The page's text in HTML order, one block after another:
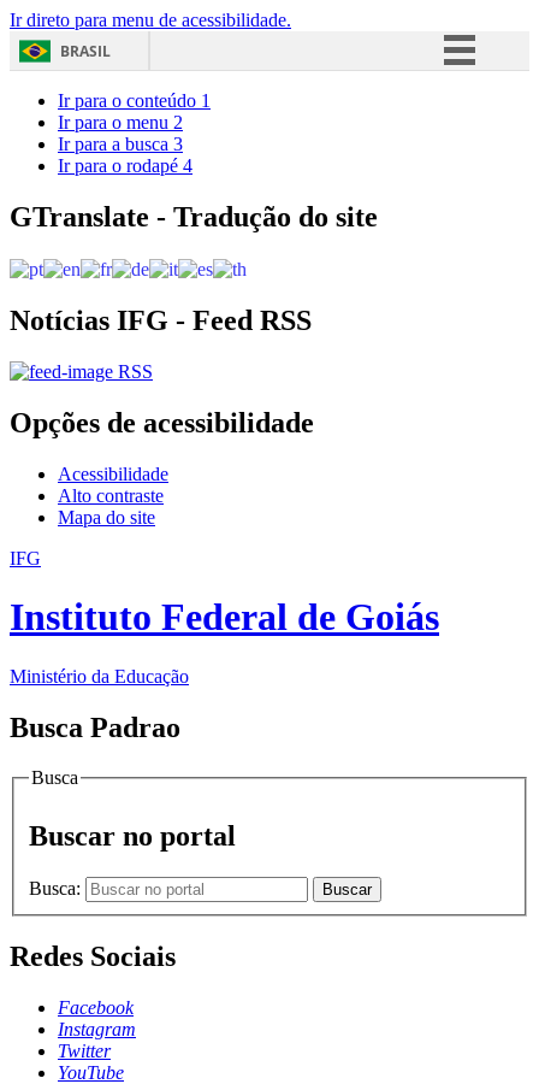
Ir direto para menu de acessibilidade.
BRASIL
Acesso à informação
Ir para o conteúdo 1
Ir para o menu 2
Ir para a busca 3
Ir para o rodapé 4
GTranslate - Tradução do site
Notícias IFG - Feed RSS
RSS
Opções de acessibilidade
Acessibilidade
Alto contraste
Mapa do site
IFG
Instituto Federal de Goiás
Ministério da Educação
Busca Padrao
Busca
Buscar no portal
Busca: Buscar
Redes Sociais
Facebook
Instagram
Twitter
YouTube